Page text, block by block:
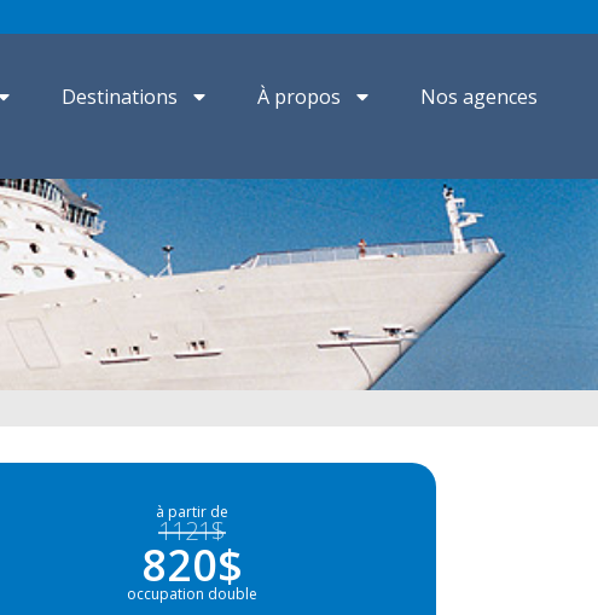
Destinations À propos Nos agences
à partir de
1121$
820$
occupation double